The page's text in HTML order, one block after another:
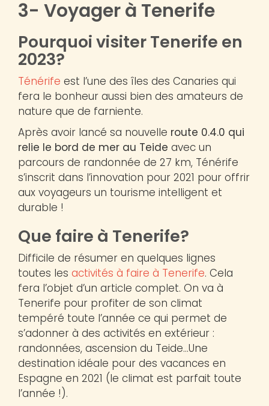
3- Voyager à Tenerife
Pourquoi visiter Tenerife en
2023?
Ténérife est l’une des îles des Canaries qui
fera le bonheur aussi bien des amateurs de
nature que de farniente.
Après avoir lancé sa nouvelle route 0.4.0 qui
relie le bord de mer au Teide avec un
parcours de randonnée de 27 km, Ténérife
s’inscrit dans l’innovation pour 2021 pour offrir
aux voyageurs un tourisme intelligent et
durable !
Que faire à Tenerife?
Difficile de résumer en quelques lignes
toutes les activités à faire à Tenerife. Cela
fera l’objet d’un article complet. On va à
Tenerife pour profiter de son climat
tempéré toute l’année ce qui permet de
s’adonner à des activités en extérieur :
randonnées, ascension du Teide…Une
destination idéale pour des vacances en
Espagne en 2021 (le climat est parfait toute
l’année !).